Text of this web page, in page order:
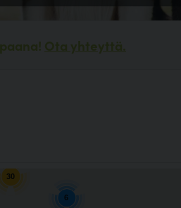
Ota yhteyttä.
6
30